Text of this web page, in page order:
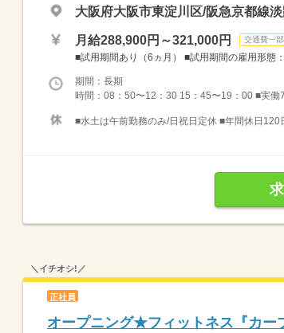
大阪府大阪市東淀川区/阪急京都線淡
月給288,900円～321,000円 交通費一
■試用期間あり（6ヵ月） ■試用期間の雇用形態
期間：長期
時間：08：50〜12：30 15：45〜19：00 ■実
■水土は午前勤務のみ/日祝日定休 ■年間休日
＼イチオシ!／
正社員
オープニング★フィットネス『カー